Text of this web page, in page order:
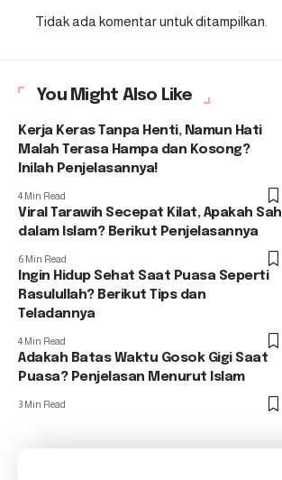
Tidak ada komentar untuk ditampilkan.
You Might Also Like
Kerja Keras Tanpa Henti, Namun Hati
Malah Terasa Hampa dan Kosong?
Inilah Penjelasannya!
4 Min Read
Viral Tarawih Secepat Kilat, Apakah Sah
dalam Islam? Berikut Penjelasannya
6 Min Read
Ingin Hidup Sehat Saat Puasa Seperti
Rasulullah? Berikut Tips dan
Teladannya
4 Min Read
Adakah Batas Waktu Gosok Gigi Saat
Puasa? Penjelasan Menurut Islam
3 Min Read